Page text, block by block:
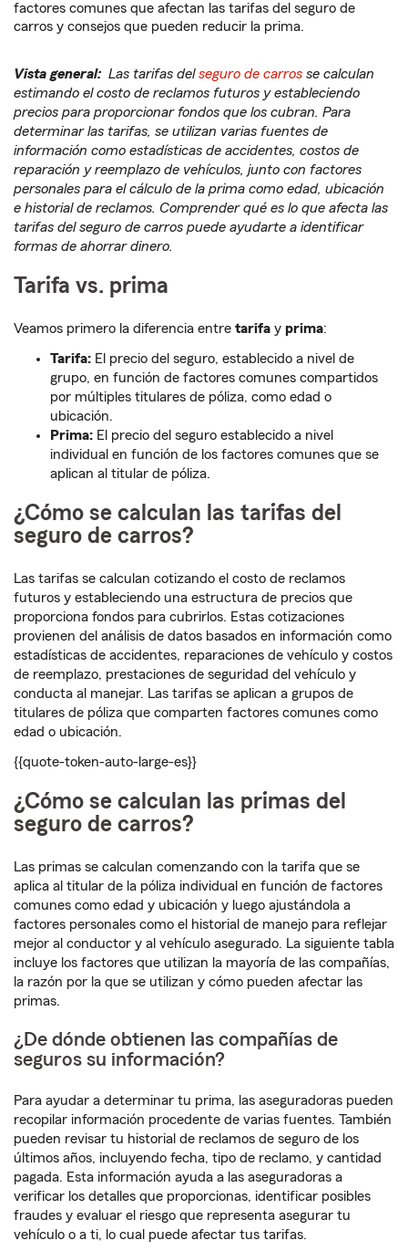
factores comunes que afectan las tarifas del seguro de
carros y consejos que pueden reducir la prima.
Vista general: Las tarifas delseguro de carros se calculan
estimando el costo de reclamos futuros y estableciendo
precios para proporcionar fondos que los cubran. Para
determinar las tarifas, se utilizan varias fuentes de
información como estadísticas de accidentes, costos de
reparación y reemplazo de vehículos, junto con factores
personales para el cálculo de la prima como edad, ubicación
e historial de reclamos. Comprender qué es lo que afecta las
tarifas del seguro de carros puede ayudarte a identificar
formas de ahorrar dinero.
Tarifa vs. prima
Veamos primero la diferencia entre tarifa y prima:
Tarifa: El precio del seguro, establecido a nivel de
grupo, en función de factores comunes compartidos
por múltiples titulares de póliza, como edad o
ubicación.
Prima: El precio del seguro establecido a nivel
individual en función de los factores comunes que se
aplican al titular de póliza.
¿Cómo se calculan las tarifas del
seguro de carros?
Las tarifas se calculan cotizando el costo de reclamos
futuros y estableciendo una estructura de precios que
proporciona fondos para cubrirlos. Estas cotizaciones
provienen del análisis de datos basados en información como
estadísticas de accidentes, reparaciones de vehículo y costos
de reemplazo, prestaciones de seguridad del vehículo y
conducta al manejar. Las tarifas se aplican a grupos de
titulares de póliza que comparten factores comunes como
edad o ubicación.
{{quote-token-auto-large-es}}
¿Cómo se calculan las primas del
seguro de carros?
Las primas se calculan comenzando con la tarifa que se
aplica al titular de la póliza individual en función de factores
comunes como edad y ubicación y luego ajustándola a
factores personales como el historial de manejo para reflejar
mejor al conductor y al vehículo asegurado. La siguiente tabla
incluye los factores que utilizan la mayoría de las compañías,
la razón por la que se utilizan y cómo pueden afectar las
primas.
¿De dónde obtienen las compañías de
seguros su información?
Para ayudar a determinar tu prima, las aseguradoras pueden
recopilar información procedente de varias fuentes. También
pueden revisar tu historial de reclamos de seguro de los
últimos años, incluyendo fecha, tipo de reclamo, y cantidad
pagada. Esta información ayuda a las aseguradoras a
verificar los detalles que proporcionas, identificar posibles
fraudes y evaluar el riesgo que representa asegurar tu
vehículo o a ti, lo cual puede afectar tus tarifas.